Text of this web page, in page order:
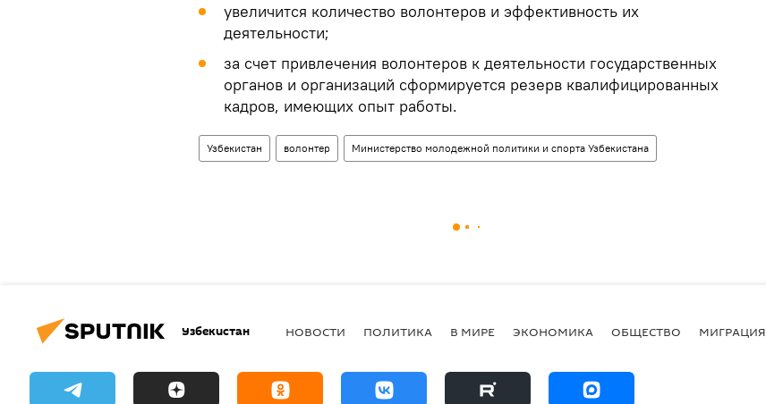
увеличится количество волонтеров и эффективность их
деятельности;
за счет привлечения волонтеров к деятельности государственных
органов и организаций сформируется резерв квалифицированных
кадров, имеющих опыт работы.
Узбекистан волонтер Министерство молодежной политики и спорта Узбекистана
Узбекистан НОВОСТИ ПОЛИТИКА В МИРЕ ЭКОНОМИКА ОБЩЕСТВО МИГРАЦИЯ